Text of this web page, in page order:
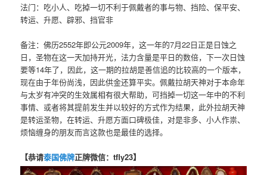
法门：吃小人、吃掉一切不利于佩戴者的事与物、挡险、保平安、
转运、升愿、辟邪、挡官非
备注：佛历2552年即公元2009年，这一年的7月22日正是日蚀之
日，圣物在这一天加持开光，法力含量是平日的数倍，下一次日蚀
要等14年了，因此，这一期的拉胡是善信追的比较高的一个版本，
现在由于年份尚浅，因此供金还算平实。佩戴拉胡天神对于本命年
与太岁有冲突的生效属相有很大帮助，可挡掉一切这一年中的不利
事情、或者将其提前发生并以较好的方式作为结果，此外拉胡天神
是转运圣物，在转运、升愿方面口碑极佳，对是非多、小人作祟、
烦恼缠身的朋友而言这款也是最佳的选择。
【恭请泰国佛牌正牌微信：tfly23】